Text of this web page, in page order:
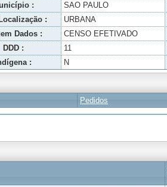
: SAO PAULO
: URBANA
Dados : CENSO EFETIVADO
DDD : 11
: N
Pedidos